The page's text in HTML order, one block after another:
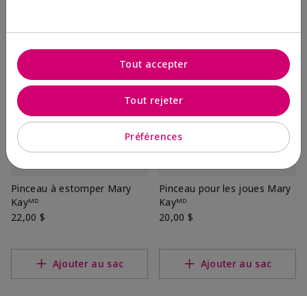
Pinceau à estomper Mary
Kayᴹᴰ
22,00 $
Ajouter au sac
Pinceau pour les joues Mary
Kayᴹᴰ
20,00 $
Ajouter au sac
Préférences
Tout rejeter
Tout accepter